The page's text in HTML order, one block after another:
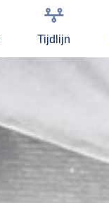
Tijdlijn